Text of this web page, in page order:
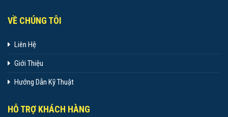
VỀ CHÚNG TÔI
Liên Hệ
Giới Thiệu
Hướng Dẫn Kỹ Thuật
HỖ TRỢ KHÁCH HÀNG